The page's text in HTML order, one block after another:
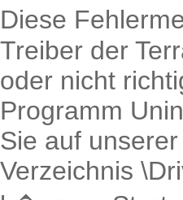
Diese
Treiber der
oder nicht
Programm
Sie auf
Verzeichnis